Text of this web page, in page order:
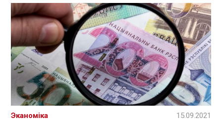
Эканоміка 15.09.2021